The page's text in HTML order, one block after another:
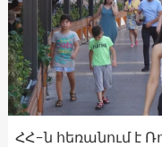
ՀՀ-ն հեռանում է